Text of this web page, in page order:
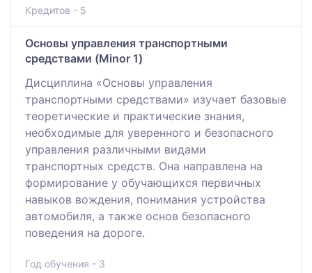
Кредитов - 5
Основы управления транспортными
средствами (Minor 1)
Дисциплина «Основы управления
транспортными средствами» изучает базовые
теоретические и практические знания,
необходимые для уверенного и безопасного
управления различными видами
транспортных средств. Она направлена на
формирование у обучающихся первичных
навыков вождения, понимания устройства
автомобиля, а также основ безопасного
поведения на дороге.
Год обучения - 3